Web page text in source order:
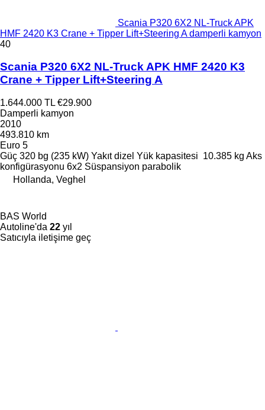
Scania P320 6X2 NL-Truck APK
HMF 2420 K3 Crane + Tipper Lift+Steering A damperli kamyon
40
Scania P320 6X2 NL-Truck APK HMF 2420 K3
Crane + Tipper Lift+Steering A
1.644.000 TL €29.900
Damperli kamyon
2010
493.810 km
Euro 5
Güç 320 bg (235 kW) Yakıt dizel Yük kapasitesi 10.385 kg Aks
konfigürasyonu 6x2 Süspansiyon parabolik
Hollanda, Veghel
BAS World
Autoline'da 22 yıl
Satıcıyla iletişime geç